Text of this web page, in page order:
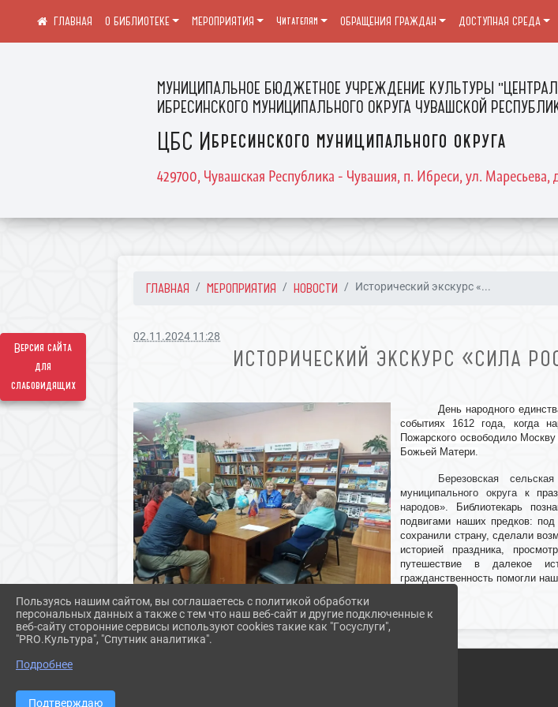
Версия сайта
для
слабовидящих
МУНИЦИПАЛЬНОЕ БЮДЖЕТНОЕ УЧРЕЖДЕНИЕ КУЛЬТУРЫ
ИБРЕСИНСКОГО МУНИЦИПАЛЬНОГО ОКРУГА ЧУВАШСКОЙ
ЦБС Ибресинского муниципального округа
429700, Чувашская Республика - Чувашия, п. Ибреси, ул. Маресьева,
О БИБЛИОТЕКЕ МЕРОПРИЯТИЯ Читателям ОБРАЩЕНИЯ ГРАЖДАН ДОСТУПНАЯ СРЕДА
ГЛАВНАЯ МЕРОПРИЯТИЯ НОВОСТИ Исторический экскурс «...
02.11.2024 11:28
ИСТОРИЧЕСКИЙ ЭКСКУРС «СИЛА
День народного
событиях 1612 года, когда
Пожарского освободило
Божьей Матери.
Березовская
муниципального округак
народов».
Библиотекарь
подвигами наших предков:
сохранили страну, сделали
историей праздника,
путешествие в далекое
гражданственность помогли
Пользуясь нашим сайтом, вы соглашаетесь с политикой обработки
персональных данных а также с тем что наш веб-сайт и другие подключенные к
веб-сайту сторонние сервисы используют cookies такие как "Госуслуги",
"PRO.Культура", "Спутник аналитика".
Подробнее
Подтверждаю